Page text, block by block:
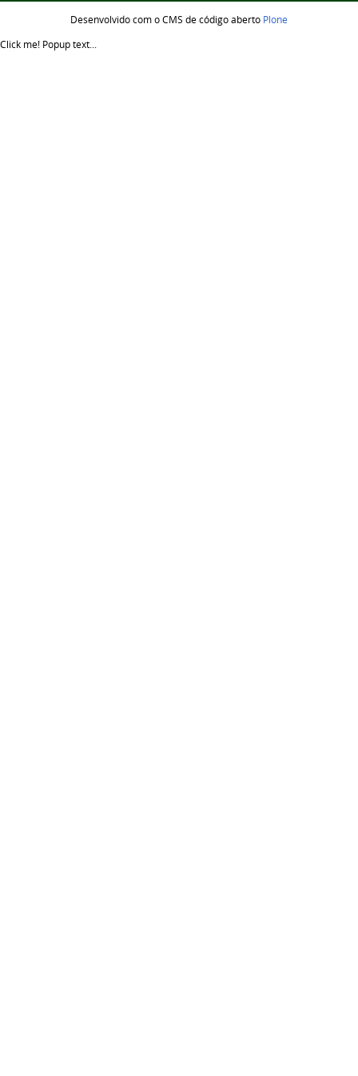
Desenvolvido com o CMS de código aberto Plone
Click me! Popup text...